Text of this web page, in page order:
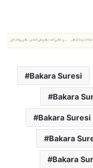
Bakara Suresi
Bakara
Bakara Suresi
Bakara
Bakara